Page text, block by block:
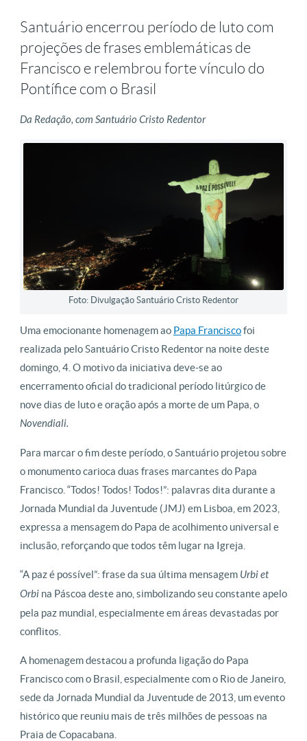
Santuário encerrou período de luto com
projeções de frases emblemáticas de
Francisco e relembrou forte vínculo do
Pontífice com o Brasil
Da Redação, com Santuário Cristo Redentor
Foto: Divulgação Santuário Cristo Redentor
Uma emocionante homenagem ao Papa Franciscofoi
realizada pelo Santuário Cristo Redentor na noite deste
domingo, 4. O motivo da iniciativa deve-se ao
encerramento oficial do tradicional período litúrgico de
nove dias de luto e oração após a morte de um Papa, o
Novendiali.
Para marcar o fim deste período, o Santuário projetou sobre
o monumento carioca duas frases marcantes do Papa
Francisco. “Todos! Todos! Todos!”: palavras dita durante a
Jornada Mundial da Juventude (JMJ) em Lisboa, em 2023,
expressa a mensagem do Papa de acolhimento universal e
inclusão, reforçando que todos têm lugar na Igreja.
“A paz é possível”: frase da sua última mensagem Urbi et
Orbi na Páscoa deste ano, simbolizando seu constante apelo
pela paz mundial, especialmente em áreas devastadas por
conflitos.
A homenagem destacou a profunda ligação do Papa
Francisco com o Brasil, especialmente com o Rio de Janeiro,
sede da Jornada Mundial da Juventude de 2013, um evento
histórico que reuniu mais de três milhões de pessoas na
Praia de Copacabana.